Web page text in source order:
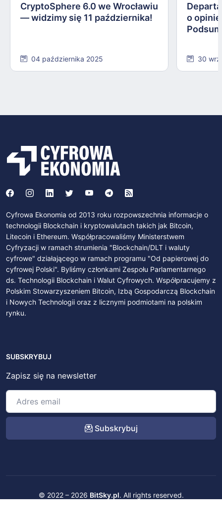
CryptoSphere 6.0 we Wrocławiu
— widzimy się 11 października!
04 października 2025
o opinie
30
Cyfrowa Ekonomia od 2013 roku rozpowszechnia informacje o
technologii Blockchain i kryptowalutach takich jak Bitcoin,
Litecoin i Ethereum. Współpracowaliśmy Ministerstwem
Cyfryzacji w ramach strumienia "Blockchain/DLT i waluty
cyfrowe" działającego w ramach programu "Od papierowej do
cyfrowej Polski". Byliśmy członkami Zespołu Parlamentarnego
ds. Technologii Blockchain i Walut Cyfrowych. Współpracujemy z
Polskim Stowarzyszeniem Bitcoin, Izbą Gospodarczą Blockchain
i Nowych Technologii oraz z licznymi podmiotami na polskim
rynku.
SUBSKRYBUJ
Zapisz się na newsletter
Subskrybuj
© 2022 – 2026 BitSky.pl. All rights reserved.